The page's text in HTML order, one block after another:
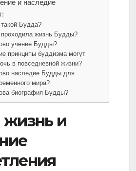
и наследие
такой Будда?
проходила жизнь Будды?
учение Будды?
принципы буддизма могут
в повседневной жизни?
наследие Будды для
мира?
биография Будды?
жизнь и